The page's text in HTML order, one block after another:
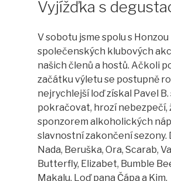
Vyjížďka s
V sobotu jsme spolu s
společenských klubových
našich členů a hostů. Ačkoli
začátku výletu se postupně
nejrychlejší loď získal Pavel
pokračovat, hrozí nebezpečí,
sponzorem alkoholických
slavnostní zakončení sezony.
Nada, Beruška, Ora, Scarab,
Butterfly, Elizabet, Bumble
Makalu, Loď pana Čápa a